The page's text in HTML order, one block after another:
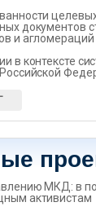
документов
и агломераций
в контексте
МКД: в
активистам